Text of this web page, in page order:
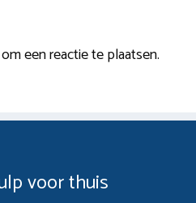
om een reactie te plaatsen.
voor thuis